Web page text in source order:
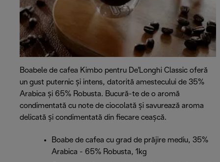
Boabele de cafea Kimbo pentru De'Longhi Classic oferă
un gust puternic și intens, datorită amestecului de 35%
Arabica și 65% Robusta. Bucură-te de o aromă
condimentată cu note de ciocolată și savurează aroma
delicată și condimentată din fiecare ceașcă.
Boabe de cafea cu grad de prăjire mediu, 35%
Arabica - 65% Robusta, 1kg